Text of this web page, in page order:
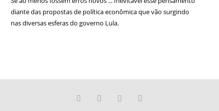
diante das propostas de política econômica que vão surgindo
nas diversas esferas do governo Lula.